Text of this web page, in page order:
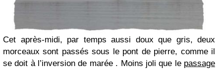
Cet après-midi, par temps aussi doux que gris, deux
morceaux sont passés sous le pont de pierre, comme il
se doit à l’inversion de marée . Moins joli que le passage